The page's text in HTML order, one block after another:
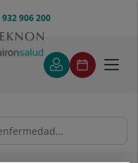
932 906 200